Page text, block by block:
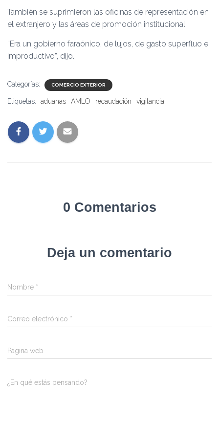
También se suprimieron las oficinas de representación en
el extranjero y las áreas de promoción institucional.
“Era un gobierno faraónico, de lujos, de gasto superfluo e
improductivo”, dijo.
Categorías: COMERCIO EXTERIOR
Etiquetas: aduanas AMLO recaudación vigilancia
0 Comentarios
Deja un comentario
Nombre *
Correo electrónico *
Página web
¿En qué estás pensando?